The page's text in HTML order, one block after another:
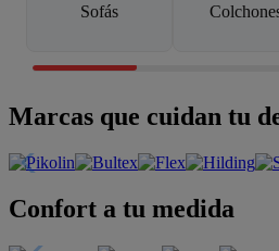
Sofás
Marcas que cuidan tu
Confort a tu medida